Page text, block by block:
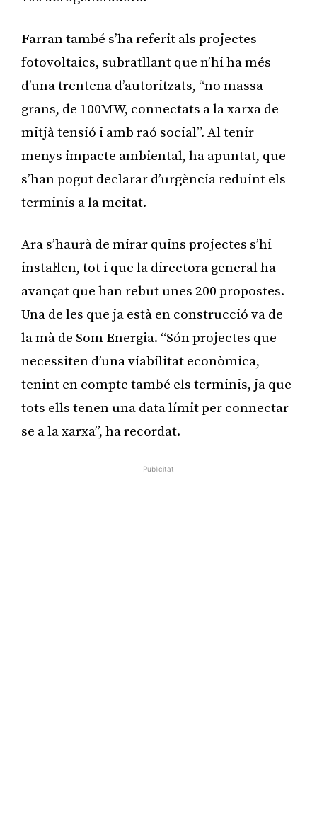
Farran també s’ha referit als projectes
fotovoltaics, subratllant que n’hi ha més
d’una trentena d’autoritzats, “no massa
grans, de 100MW, connectats a la xarxa de
mitjà tensió i amb raó social”. Al tenir
menys impacte ambiental, ha apuntat, que
s’han pogut declarar d’urgència reduint els
terminis a la meitat.
Ara s’haurà de mirar quins projectes s’hi
instal·len, tot i que la directora general ha
avançat que han rebut unes 200 propostes.
Una de les que ja està en construcció va de
la mà de Som Energia. “Són projectes que
necessiten d’una viabilitat econòmica,
tenint en compte també els terminis, ja que
tots ells tenen una data límit per connectar-
se a la xarxa”, ha recordat.
Publicitat